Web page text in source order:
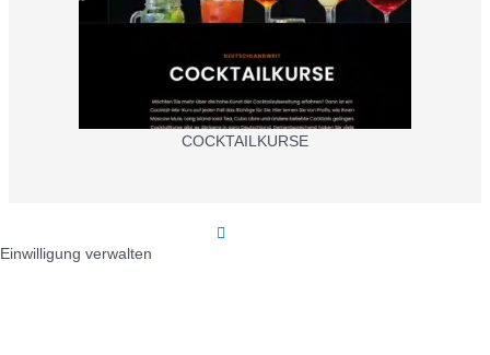
COCKTAILKURSE
Einwilligung verwalten